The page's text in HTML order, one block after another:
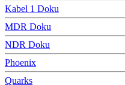
Kabel 1 Doku
MDR Doku
NDR Doku
Phoenix
Quarks